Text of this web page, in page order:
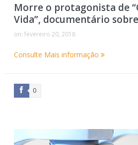
Morre o protagonista de
Vida”, documentário
on: fevereiro 20, 2018
Consulte Mais informação
0